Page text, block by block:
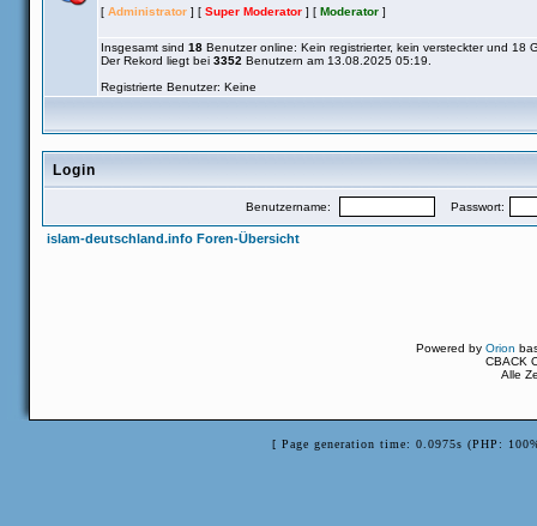
[ Administrator ] [ Super Moderator ] [ Moderator ]
Insgesamt sind 18 Benutzer online: Kein registrierter, kein versteckter und 18
Der Rekord liegt bei 3352 Benutzern am 13.08.2025 05:19.
Registrierte Benutzer: Keine
Login
Benutzername: Passwort:
islam-deutschland.info Foren-Übersicht
Powered byOrion
CBACK
Alle
[ Page generation time: 0.0975s (PHP: